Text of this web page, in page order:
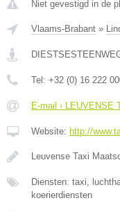
Niet gevestigd in de
Vlaams-Brabant »
Tel: +32 (0) 16 222
E-mail › LEUVENSE
Website: http://
Leuvense Taxi
Diensten: taxi,
koerierdiensten